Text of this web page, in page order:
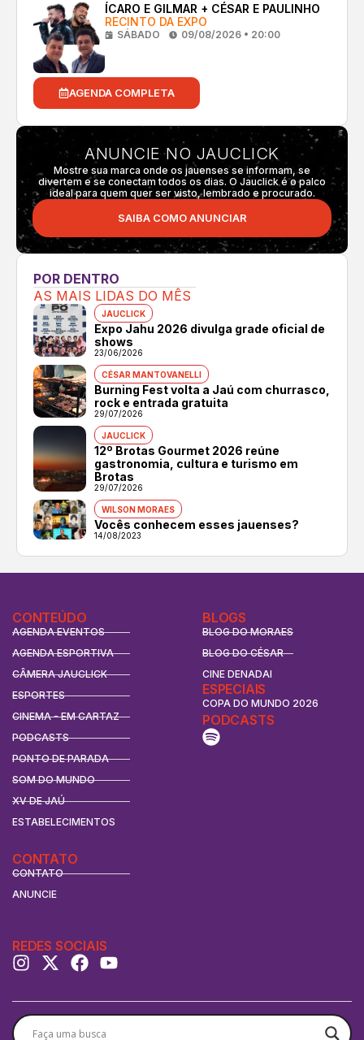
ÍCARO E GILMAR + CÉSAR E PAULINHO
RECINTO DA EXPO
SÁBADO 09/08/2026 • 20:00
AGENDA COMPLETA
ANUNCIE NO JAUCLICK
Mostre sua marca onde os jauenses se informam, se
divertem e se conectam todos os dias. O Jauclick é o palco
ideal para quem quer ser visto, lembrado e procurado.
SAIBA COMO ANUNCIAR
POR DENTRO
AS MAIS LIDAS DO MÊS
JAUCLICK
Expo Jahu 2026 divulga grade oficial de
shows
23/06/2026
CÉSAR MANTOVANELLI
Burning Fest volta a Jaú com churrasco,
rock e entrada gratuita
29/07/2026
JAUCLICK
12º Brotas Gourmet 2026 reúne
gastronomia, cultura e turismo em
Brotas
29/07/2026
WILSON MORAES
Vocês conhecem esses jauenses?
14/08/2023
CONTEÚDO
AGENDA EVENTOS
AGENDA ESPORTIVA
CÂMERA JAUCLICK
ESPORTES
CINEMA - EM CARTAZ
PODCASTS
PONTO DE PARADA
SOM DO MUNDO
XV DE JAÚ
ESTABELECIMENTOS
BLOGS
BLOG DO MORAES
BLOG DO CÉSAR
CINE DENADAI
ESPECIAIS
COPA DO MUNDO 2026
CONTATO
CONTATO
ANUNCIE
PODCASTS
REDES SOCIAIS